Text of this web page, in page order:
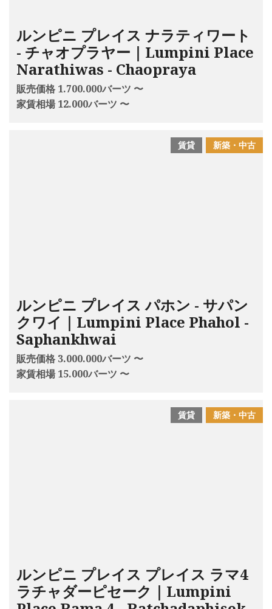
ルンピニ プレイス ナラティワート
- チャオプラヤー｜Lumpini Place
Narathiwas - Chaopraya
販売価格 1.700.000バーツ 〜
家賃相場 12.000バーツ 〜
新築・中古
賃貸
ルンピニ プレイス パホン - サパン
クワイ｜Lumpini Place Phahol -
Saphankhwai
販売価格 3.000.000バーツ 〜
家賃相場 15.000バーツ 〜
新築・中古
賃貸
ルンピニ プレイス プレイス ラマ4
ラチャダーピセーク｜Lumpini